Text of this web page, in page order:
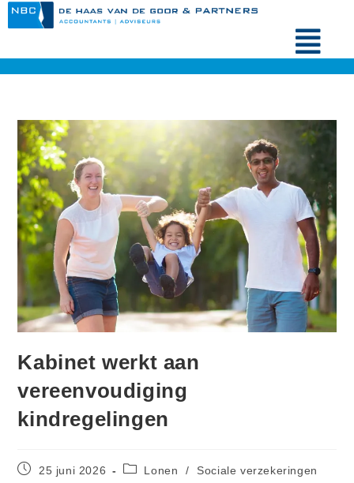
Kabinet werkt aan
vereenvoudiging
kindregelingen
25 juni 2026 Lonen / Sociale verzekeringen